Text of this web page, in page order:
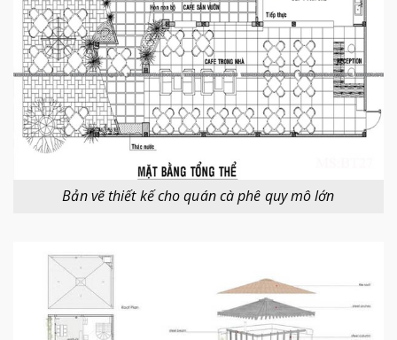
Bản vẽ thiết kế cho quán cà phê quy mô lớn